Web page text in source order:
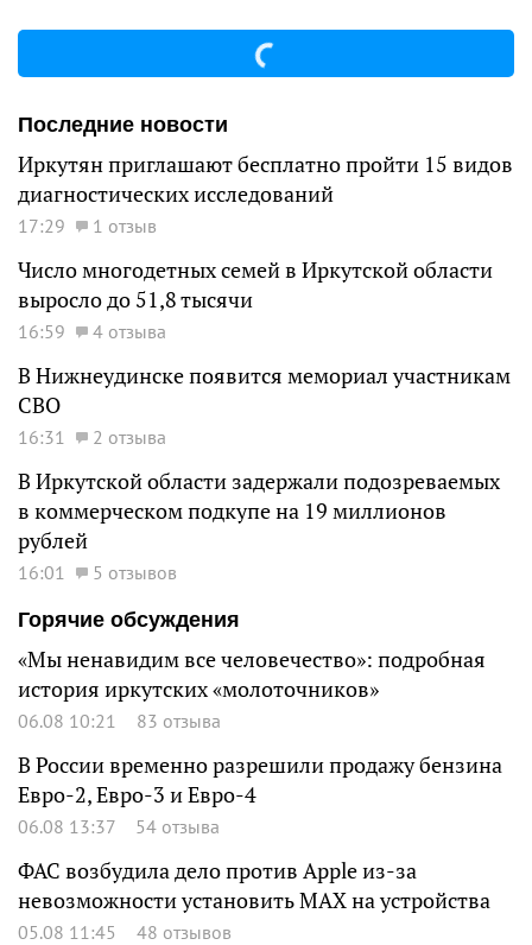
Последние новости
Иркутян приглашают бесплатно пройти 15 видов
диагностических исследований
17:29 1 отзыв
Число многодетных семей в Иркутской области
выросло до 51,8 тысячи
16:59 4 отзыва
В Нижнеудинске появится мемориал участникам
СВО
16:31 2 отзыва
В Иркутской области задержали подозреваемых
в коммерческом подкупе на 19 миллионов
рублей
16:01
5 отзывов
Горячие обсуждения
«Мы ненавидим все человечество»: подробная
история иркутских «молоточников»
06.08 10:21 83 отзыва
В России временно разрешили продажу бензина
Евро-2, Евро-3 и Евро-4
06.08 13:37 54 отзыва
ФАС возбудила дело против Apple из-за
невозможности установить MAX на устройства
05.08 11:45 48 отзывов